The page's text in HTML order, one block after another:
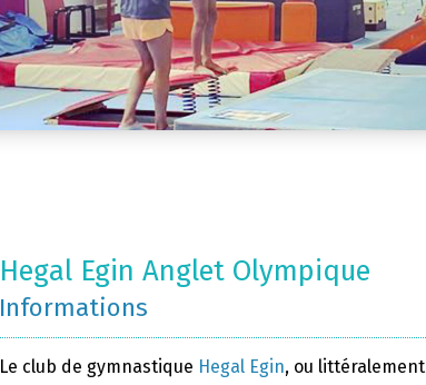
Hegal Egin Anglet Olympique
Informations
Le club de gymnastique Hegal Egin, ou littéralement